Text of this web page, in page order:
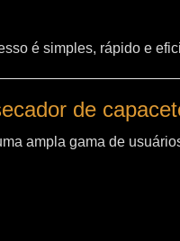
é simples, rápido e
de
ampla gama de